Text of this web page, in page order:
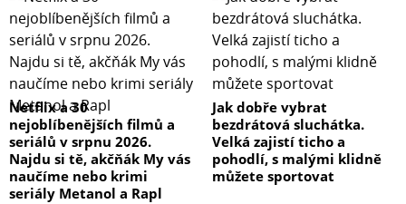
Netflix a 30
nejoblíbenějších filmů a
seriálů v srpnu 2026.
Najdu si tě, akčňák My vás
naučíme nebo krimi
seriály Metanol a Rapl
Jak dobře vybrat
bezdrátová sluchátka.
Velká zajistí ticho a
pohodlí, s malými klidně
můžete sportovat